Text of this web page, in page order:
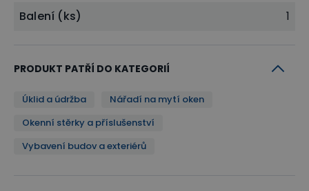
Balení (ks) 1
PRODUKT PATŘÍ DO KATEGORIÍ
Úklid a údržba
Nářadí na mytí oken
Okenní stěrky a příslušenství
Vybavení budov a exteriérů